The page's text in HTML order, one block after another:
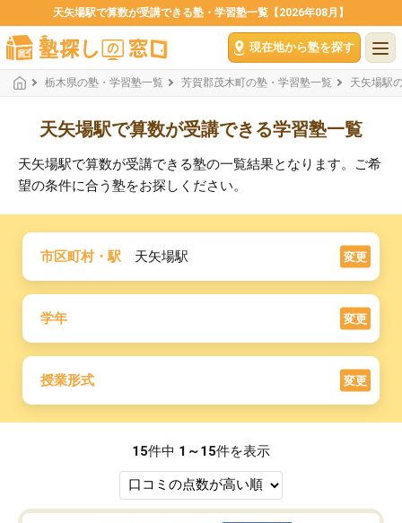
天矢場駅で算数が受講できる塾・学習塾一覧【2026年08月】
現在地から塾を探す
栃木県の塾・学習塾一覧 芳賀郡茂木町の塾・学習塾一覧 天矢場駅
天矢場駅で算数が受講できる学習塾一覧
天矢場駅で算数が受講できる塾の一覧結果となります。ご希
望の条件に合う塾をお探しください。
市区町村・駅 天矢場駅 変更
学年 変更
授業形式 変更
15件中 1～15件を表示